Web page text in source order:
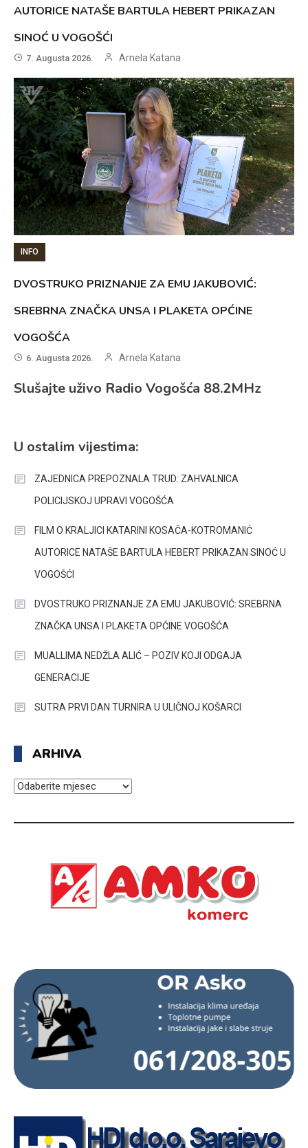
AUTORICE NATAŠE BARTULA HEBERT PRIKAZAN
SINOĆ U VOGOŠĆI
7. Augusta 2026. Arnela Katana
INFO
DVOSTRUKO PRIZNANJE ZA EMU JAKUBOVIĆ:
SREBRNA ZNAČKA UNSA I PLAKETA OPĆINE
VOGOŠĆA
6. Augusta 2026. Arnela Katana
Slušajte uživo Radio Vogošća 88.2MHz
U ostalim vijestima:
ZAJEDNICA PREPOZNALA TRUD: ZAHVALNICA
POLICIJSKOJ UPRAVI VOGOŠĆA
FILM O KRALJICI KATARINI KOSAČA-KOTROMANIĆ
AUTORICE NATAŠE BARTULA HEBERT PRIKAZAN SINOĆ U
VOGOŠĆI
DVOSTRUKO PRIZNANJE ZA EMU JAKUBOVIĆ: SREBRNA
ZNAČKA UNSA I PLAKETA OPĆINE VOGOŠĆA
MUALLIMA NEDŽLA ALIĆ – POZIV KOJI ODGAJA
GENERACIJE
SUTRA PRVI DAN TURNIRA U ULIČNOJ KOŠARCI
ARHIVA
ARHIVA